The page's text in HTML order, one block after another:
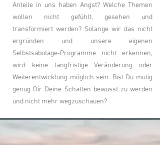
Anteile in uns haben Angst? Welche Themen
wollen nicht gefühlt, gesehen und
transformiert werden? Solange wir das nicht
ergründen und unsere eigenen
Selbstsabotage-Programme nicht erkennen,
wird keine langfristige Veränderung oder
Weiterentwicklung möglich sein. Bist Du mutig
genug Dir Deine Schatten bewusst zu werden
und nicht mehr wegzuschauen?